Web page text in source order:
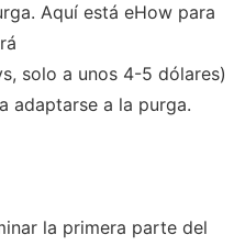
Aquí está eHow para
solo a unos 4-5 dólares)
adaptarse a la purga.
la primera parte del